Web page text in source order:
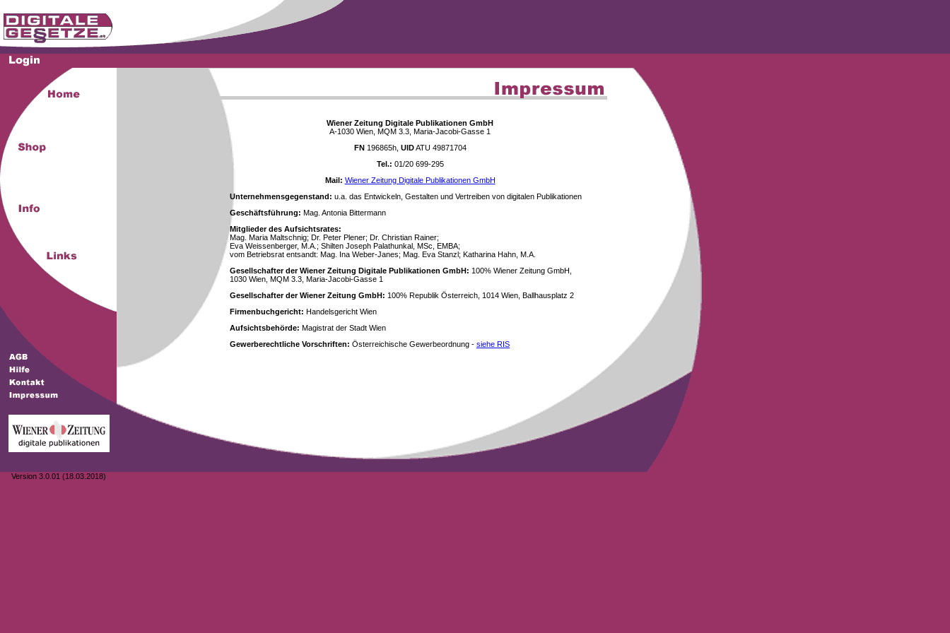
Version 3.0.01 (18.03.2018)
Wiener Zeitung Digitale Publikationen GmbH
A-1030 Wien, MQM 3.3, Maria-Jacobi-Gasse 1
FN196865h, UIDATU 49871704
Tel.: 01/20 699-295
Mail: Wiener Zeitung Digitale Publikationen GmbH
Unternehmensgegenstand: u.a. das Entwickeln, Gestalten und Vertreiben von digitalen Publikationen
Geschäftsführung: Mag. Antonia Bittermann
Mitglieder des Aufsichtsrates:
Mag. Maria Maltschnig; Dr. Peter Plener; Dr. Christian Rainer;
Eva Weissenberger, M.A.; Shilten Joseph Palathunkal, MSc, EMBA;
vom Betriebsrat entsandt: Mag. Ina Weber-Janes; Mag. Eva Stanzl; Katharina Hahn, M.A.
Gesellschafter der Wiener Zeitung Digitale Publikationen GmbH: 100% Wiener Zeitung GmbH,
1030 Wien, MQM 3.3, Maria-Jacobi-Gasse 1
Gesellschafter der Wiener Zeitung GmbH: 100% Republik Österreich, 1014 Wien, Ballhausplatz 2
Firmenbuchgericht: Handelsgericht Wien
Aufsichtsbehörde: Magistrat der Stadt Wien
Gewerberechtliche Vorschriften: Österreichische Gewerbeordnung - siehe RIS